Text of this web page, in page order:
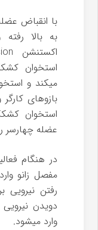
با انقباض
به بالا
اکستنشن
استخوان
میکند و
بازوهای
استخوان
عضله چهارسر
در هنگام
مفصل زانو
رفتن نیرویی
وارد میشود.